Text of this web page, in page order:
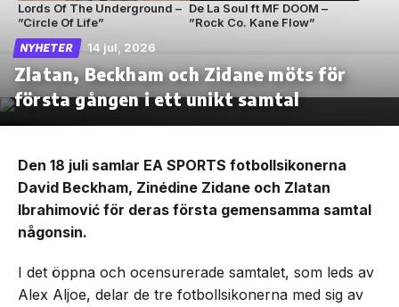
Lords Of The Underground –
”Circle Of Life”
De La Soul ft MF DOOM –
”Rock Co. Kane Flow”
NYHETER 14 jul, 2026
Zlatan, Beckham och Zidane möts för
första gången i ett unikt samtal
Den 18 juli samlar EA SPORTS fotbollsikonerna
David Beckham, Zinédine Zidane och Zlatan
Ibrahimović för deras första gemensamma samtal
någonsin.
I det öppna och ocensurerade samtalet, som leds av
Alex Aljoe, delar de tre fotbollsikonerna med sig av